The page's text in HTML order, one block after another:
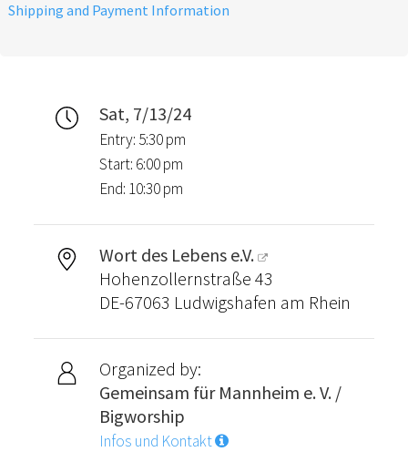
danken dir herzlichst dafür.
Shipping and Payment Information
Sat, 7/13/24
Entry: 5:30 pm
Start: 6:00 pm
End: 10:30 pm
Wort des Lebens e.V.
Hohenzollernstraße 43
DE-67063 Ludwigshafen am Rhein
Organized by:
Gemeinsam für Mannheim e. V. /
Bigworship
Infos und Kontakt